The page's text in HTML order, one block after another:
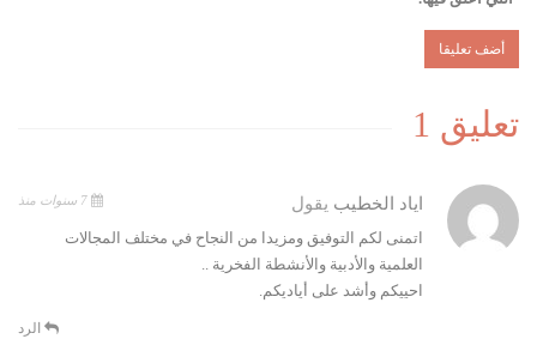
تعليق 1
اياد الخطيب يقول
اتمنى لكم التوفيق ومزيدا من النجاح في مختلف المجالات
العلمية والأدبية والأنشطة الفخرية ..
احييكم وأشد على أياديكم.
الرد